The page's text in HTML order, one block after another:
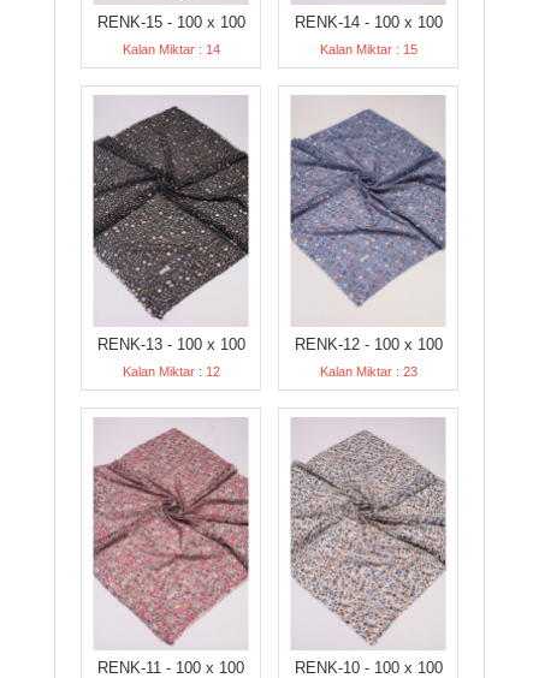
RENK-15 - 100 x 100
Kalan Miktar : 14
RENK-14 - 100 x 100
Kalan Miktar : 15
RENK-13 - 100 x 100
Kalan Miktar : 12
RENK-12 - 100 x 100
Kalan Miktar : 23
RENK-11 - 100 x 100 RENK-10 - 100 x 100